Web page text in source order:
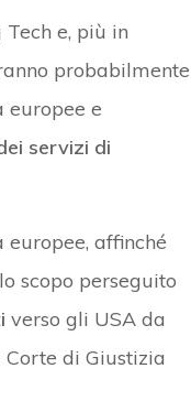
e, più in
probabilmente
e
servizi di
affinché
scopo perseguito
verso gli USA da
di Giustizia